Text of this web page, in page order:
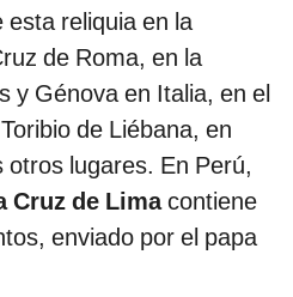
reliquia en la
de Roma, en la
y Génova en Italia, en el
de Liébana, en
lugares. En Perú,
Cruz de Limacontiene
enviado por el papa